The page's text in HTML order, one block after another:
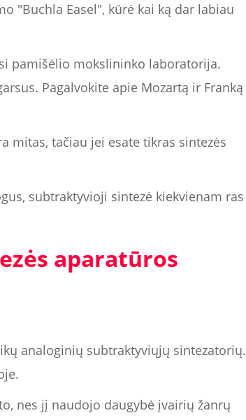
"Buchla Easel", kūrė kai ką dar labiau
pamišėlio mokslininko laboratorija.
Pagalvokite apie Mozartą ir Franką
mitas, tačiau jei esate tikras sintezės
subtraktyvioji sintezė kiekvienam ras
aparatūros
analoginių subtraktyviųjų sintezatorių.
nes jį naudojo daugybė įvairių žanrų